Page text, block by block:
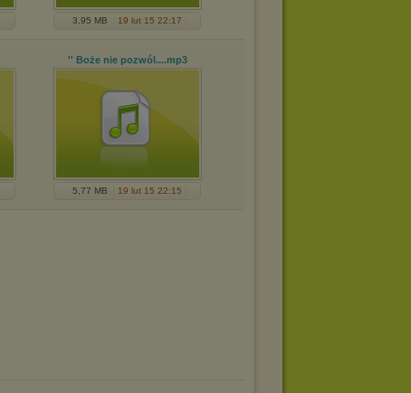
3,95 MB 19 lut 15 22:17
'' Boże nie pozwól....mp3
5,77 MB 19 lut 15 22:15